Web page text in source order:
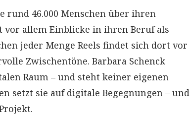
46.000 Menschen über ihren
allem Einblicke in ihren Beruf als
jeder Menge Reels findet sich dort vor
Zwischentöne. Barbara Schenck
Raum – und steht keiner eigenen
setzt sie auf digitale Begegnungen – und